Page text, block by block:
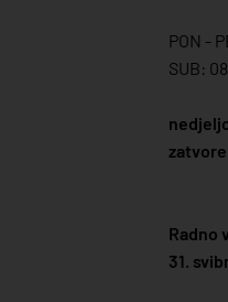
PON -
SUB:
Radno
31.